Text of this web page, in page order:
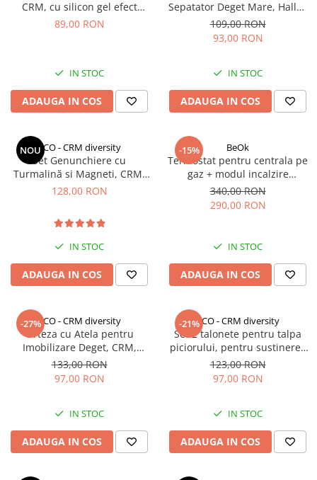
CRM, cu silicon gel efect
hidratare, marime universala,
89,00 RON
IN STOC
ADAUGA IN COS
Sepatator Deget Mare, Hallux
Valgus, Corector Bunion, CRM,
silicon moale, respirabil,
elastic, unisex, marime
109,00 RON
93,00 RON
IN STOC
ADAUGA IN COS
NOUCCO - CRM diversity
Set Genunchiere cu
Turmalină si Magneti, CRM,
Ajustabil, Mărime Universală,
128,00 RON
IN STOC
ADAUGA IN COS
-15% BeOk
Termostat pentru centrala pe
gaz + modul incalzire
pardoseala BeOk TGM50-Wifi-
WPB
340,00 RON
290,00 RON
IN STOC
ADAUGA IN COS
-27%CCO - CRM diversity
Orteza cu Atela pentru
Imobilizare Deget, CRM,
Protectie si Suport, Reglabil,
Unisex, Albastru
133,00 RON
97,00 RON
IN STOC
ADAUGA IN COS
-21%CCO - CRM diversity
Set 2 talonete pentru talpa
piciorului, pentru sustinerea
arcadei si amortizarea arcului
inalt pentru piciorul plat,
pentru fasciita, CRM, bej
123,00 RON
97,00 RON
IN STOC
ADAUGA IN COS